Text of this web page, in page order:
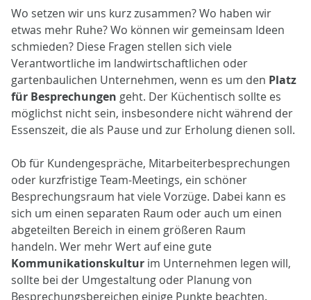
Wo setzen wir uns kurz zusammen? Wo haben wir
etwas mehr Ruhe? Wo können wir gemeinsam Ideen
schmieden? Diese Fragen stellen sich viele
Verantwortliche im landwirtschaftlichen oder
gartenbaulichen Unternehmen, wenn es um den Platz
für Besprechungen geht. Der Küchentisch sollte es
möglichst nicht sein, insbesondere nicht während der
Essenszeit, die als Pause und zur Erholung dienen soll.
Ob für Kundengespräche, Mitarbeiterbesprechungen
oder kurzfristige Team-Meetings, ein schöner
Besprechungsraum hat viele Vorzüge. Dabei kann es
sich um einen separaten Raum oder auch um einen
abgeteilten Bereich in einem größeren Raum
handeln. Wer mehr Wert auf eine gute
Kommunikationskultur im Unternehmen legen will,
sollte bei der Umgestaltung oder Planung von
Besprechungsbereichen einige Punkte beachten.